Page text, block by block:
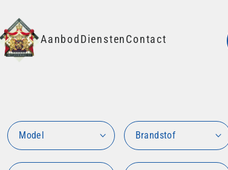
Aanbod DienstenContact
Model Brandstof